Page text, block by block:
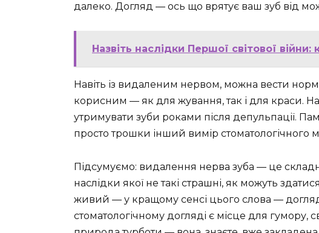
далеко. Догляд — ось що врятує ваш зуб від
Назвіть наслідки Першої світової
Навіть із видаленим нервом, можна вести
корисним — як для жування, так і для краси.
утримувати зуби роками після депульпації.
просто трошки інший вимір стоматологічного
Підсумуємо: видалення нерва зуба — це
наслідки якої не такі страшні, як можуть
живий — у кращому сенсі цього слова —
стоматологічному догляді є місце для гумору,